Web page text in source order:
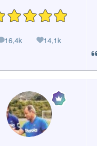
16,4k
messaggi 14,1k
Reputazione